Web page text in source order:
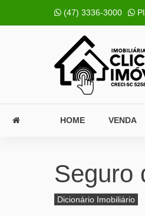
(47) 3336-3000
HOME VENDA
Seguro
Dicionário Imobiliário